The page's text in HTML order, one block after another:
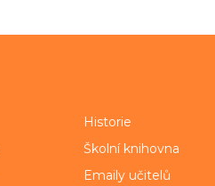
Historie
Školní knihovna
Emaily učitelů